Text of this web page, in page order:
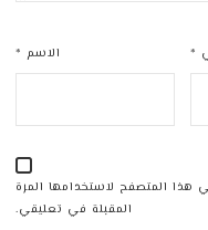
الاسم * *
هذا المتصفح لاستخدامها المرة
المقبلة في تعليقي.